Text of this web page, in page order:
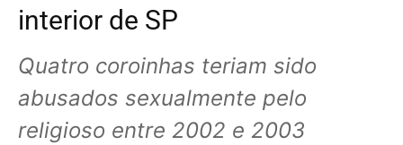
interior de SP
Quatro coroinhas teriam sido
abusados sexualmente pelo
religioso entre 2002 e 2003